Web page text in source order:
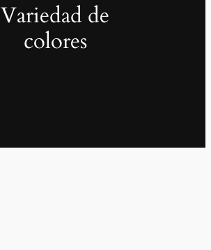
Variedad de
colores